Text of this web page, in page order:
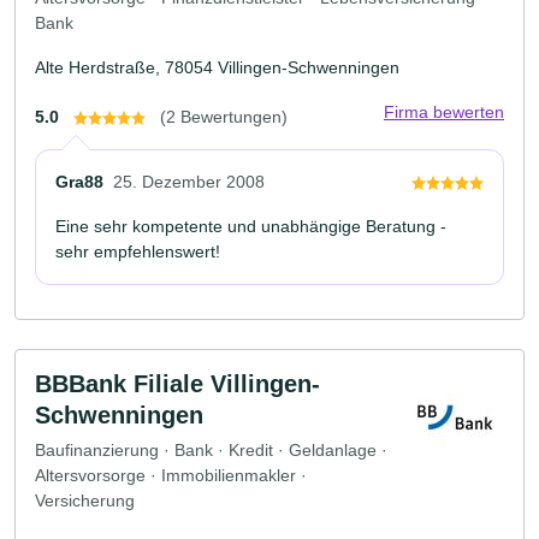
Bank
Alte Herdstraße, 78054 Villingen-Schwenningen
5.0 (2 Bewertungen) Firma bewerten
Gra88 25. Dezember 2008
Eine sehr kompetente und unabhängige Beratung -
sehr empfehlenswert!
BBBank Filiale Villingen-
Schwenningen
Baufinanzierung · Bank · Kredit · Geldanlage ·
Altersvorsorge · Immobilienmakler ·
Versicherung